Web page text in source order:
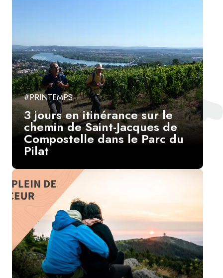
#PRINTEMPS
3 jours en itinérance sur le
chemin de Saint-Jacques de
Compostelle dans le Parc du
Pilat